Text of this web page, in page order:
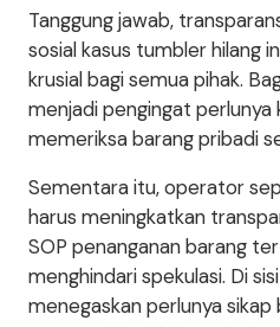
Tanggung jawab,
sosial kasus tumbler hilang
krusial bagi semua pihak.
menjadi pengingat
memeriksa barang pribadi
Sementara itu, operator
harus meningkatkan
SOP penanganan barang
menghindari spekulasi. Di
menegaskan perlunya sikap